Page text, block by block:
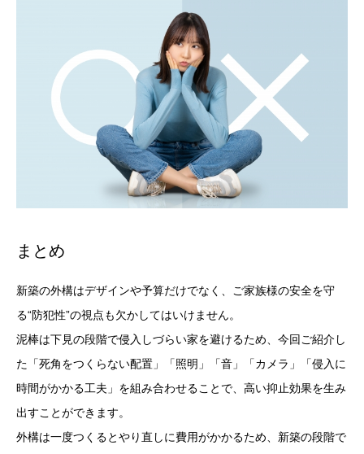
まとめ
新築の外構はデザインや予算だけでなく、ご家族様の安全を守
る“防犯性”の視点も欠かしてはいけません。
泥棒は下見の段階で侵入しづらい家を避けるため、今回ご紹介し
た「死角をつくらない配置」「照明」「音」「カメラ」「侵入に
時間がかかる工夫」を組み合わせることで、高い抑止効果を生み
出すことができます。
外構は一度つくるとやり直しに費用がかかるため、新築の段階で